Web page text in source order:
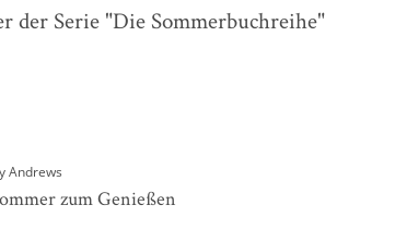
der Serie "Die Sommerbuchreihe"
Andrews
zum Genießen